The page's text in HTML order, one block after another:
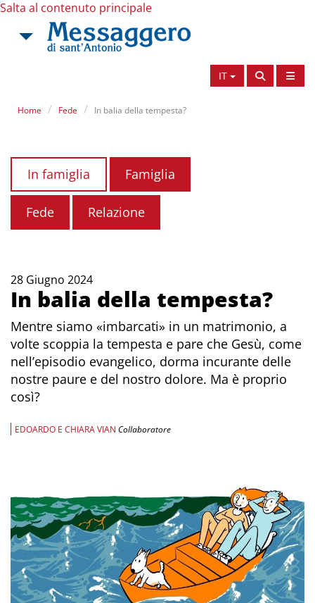
Salta al contenuto principale
IT
Home Fede In balia della tempesta?
In famiglia Famiglia
Fede Relazione
28 Giugno 2024
In balia della tempesta?
Mentre siamo «imbarcati» in un matrimonio, a
volte scoppia la tempesta e pare che Gesù, come
nell’episodio evangelico, dorma incurante delle
nostre paure e del nostro dolore. Ma è proprio
così?
EDOARDO E CHIARA VIAN Collaboratore